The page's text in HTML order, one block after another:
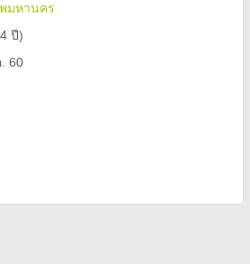
พมหานคร
ปี)
60